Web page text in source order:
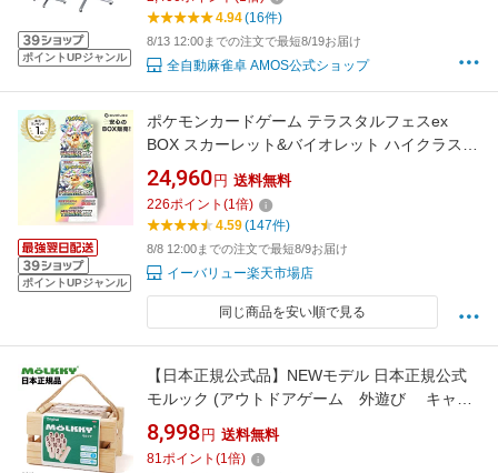
ポイントUPジャンル
4.94(16件)
8/13 12:00までの注文で最短8/19お届け
全自動麻雀卓 AMOS公式ショップ
ポイントUPジャンル
ポケモンカードゲーム テラスタルフェスex
BOX スカーレット&バイオレット ハイクラスパ
ック 新品未開封 シュリンク付き
24,960 円 送料無料
226ポイント (1倍)
4.59(147件)
8/8 12:00までの注文で最短8/9お届け
イーバリュー楽天市場店
同じ商品を安い順で見る
【日本正規公式品】NEWモデル 日本正規公式
モルック (アウトドアゲーム 外遊び キャン
プ用品 ファミリーゲーム 木製ゲーム 投げるゲ
ーム レジャーグッズ 公園遊び 子供 大人 パーテ
ィーゲーム 北欧)
8,998 円 送料無料
81ポイント (1倍)